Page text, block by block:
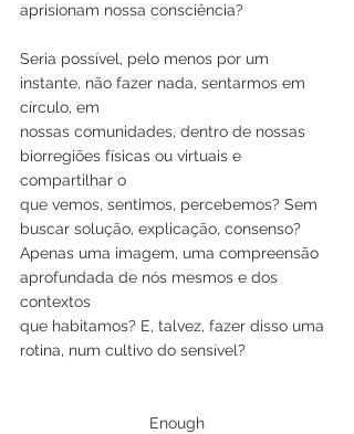
aprisionam nossa consciência?
Seria possível, pelo menos por um
instante, não fazer nada, sentarmos em
círculo, em
nossas comunidades, dentro de nossas
biorregiões físicas ou virtuais e
compartilhar o
que vemos, sentimos, percebemos? Sem
buscar solução, explicação, consenso?
Apenas uma imagem, uma compreensão
aprofundada de nós mesmos e dos
contextos
que habitamos? E, talvez, fazer disso uma
rotina, num cultivo do sensível?
Enough